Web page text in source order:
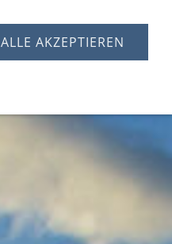
ALLE AKZEPTIEREN